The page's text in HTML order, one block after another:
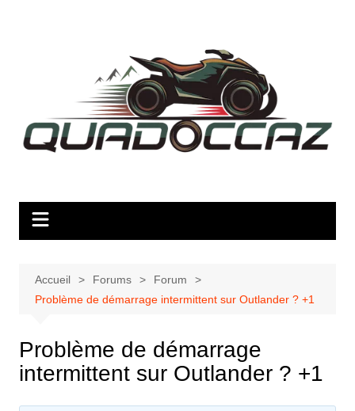
Accueil Forums
Forum
Problème de démarrage intermittent sur Outlander ? +1
Problème de démarrage
intermittent sur Outlander ? +1